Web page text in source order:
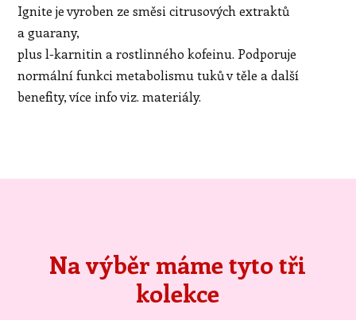
Ignite je vyroben ze směsi citrusových extraktů
a guarany,
plus l-karnitin a rostlinného kofeinu. Podporuje
normální funkci metabolismu tuků v těle a další
benefity, více info viz. materiály.
Na výběr máme tyto tři
kolekce